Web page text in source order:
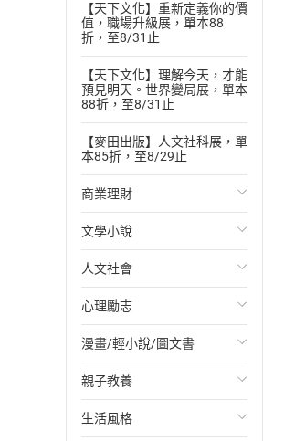
【天下文化】重新定義你的價
值，職場升級展，單本88
折，至8/31止
【天下文化】理解今天，才能
預見明天。世界變局展，單本
88折，至8/31止
【麥田出版】人文社科展，單
本85折，至8/29止
商業理財
投資理財
經濟/趨勢
財務/金融
管理/領導
職場工作術
成功法
文學小說
歐美文學
日本文學
韓國文學
華文文學
經典文學
人文社會
國際關係
政治
社會科學
台灣/中國歷史
心理勵志
心靈成長/情緒
人際關係
兩性關係
漫畫/輕小說/圖文書
輕小說
奇幻/科幻
親子教養
教育現場
生活風格